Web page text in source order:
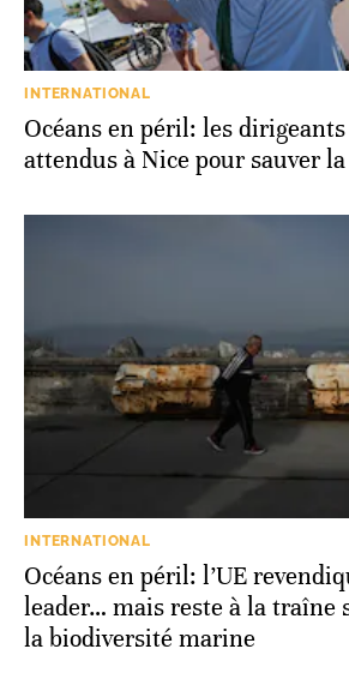
INTERNATIONAL
Océans en péril: les
attendus à Nice pour sauver
INTERNATIONAL
Océans en péril: l’UE
leader… mais reste à la traîne
la biodiversité marine